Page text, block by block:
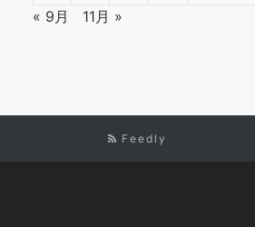
« 9月 11月 »
Feedly